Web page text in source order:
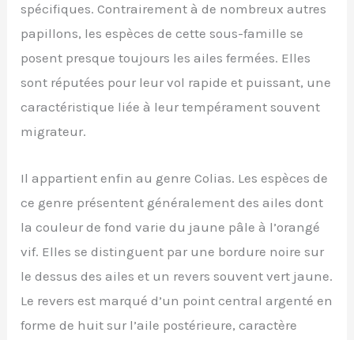
spécifiques. Contrairement à de nombreux autres
papillons, les espèces de cette sous-famille se
posent presque toujours les ailes fermées. Elles
sont réputées pour leur vol rapide et puissant, une
caractéristique liée à leur tempérament souvent
migrateur.
Il appartient enfin au genre Colias. Les espèces de
ce genre présentent généralement des ailes dont
la couleur de fond varie du jaune pâle à l’orangé
vif. Elles se distinguent par une bordure noire sur
le dessus des ailes et un revers souvent vert jaune.
Le revers est marqué d’un point central argenté en
forme de huit sur l’aile postérieure, caractère